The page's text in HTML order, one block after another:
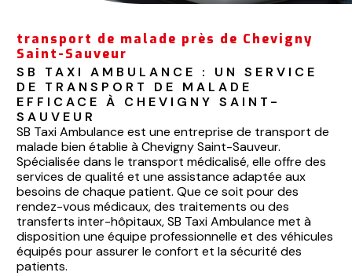
transport de malade près de Chevigny
Saint-Sauveur
SB TAXI AMBULANCE : UN SERVICE
DE TRANSPORT DE MALADE
EFFICACE À CHEVIGNY SAINT-
SAUVEUR
SB Taxi Ambulance est une entreprise de transport de
malade bien établie à Chevigny Saint-Sauveur.
Spécialisée dans le transport médicalisé, elle offre des
services de qualité et une assistance adaptée aux
besoins de chaque patient. Que ce soit pour des
rendez-vous médicaux, des traitements ou des
transferts inter-hôpitaux, SB Taxi Ambulance met à
disposition une équipe professionnelle et des véhicules
équipés pour assurer le confort et la sécurité des
patients.